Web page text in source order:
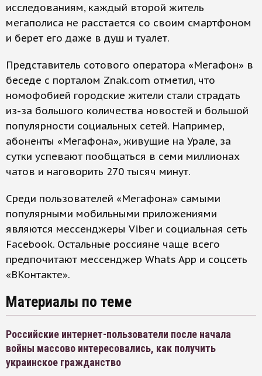
исследованиям, каждый второй житель
мегаполиса не расстается со своим смартфоном
и берет его даже в душ и туалет.
Представитель сотового оператора «Мегафон» в
беседе с порталом Znak.com отметил, что
номофобией городские жители стали страдать
из-за большого количества новостей и большой
популярности социальных сетей. Например,
абоненты «Мегафона», живущие на Урале, за
сутки успевают пообщаться в семи миллионах
чатов и наговорить 270 тысяч минут.
Среди пользователей «Мегафона» самыми
популярными мобильными приложениями
являются мессенджеры Viber и социальная сеть
Facebook. Остальные россияне чаще всего
предпочитают мессенджер Whats App и соцсеть
«ВКонтакте».
Материалы по теме
Российские интернет-пользователи после начала
войны массово интересовались, как получить
украинское гражданство